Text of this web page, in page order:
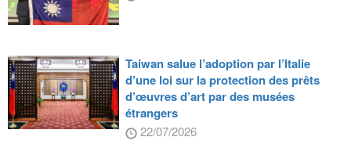
Taiwan salue l’adoption par l’Italie
d’une loi sur la protection des prêts
d’œuvres d’art par des musées
étrangers
22/07/2026